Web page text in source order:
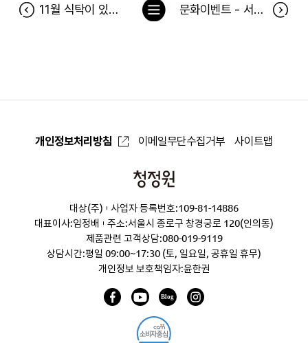
11월 식탁이 있는 풍경 당첨자 문화이벤트 - 서울의 달 당첨자
목
개인정보처리방침 이메일무단수집거부 사이트맵
청
원
대상(주)
사업자 등록번호:109-81-14886
대표이사:임정배
주소:서울시 종로구 창경궁로 120(인의동)
제품관련 고객상담:080-019-9119
상담시간:평일 09:00~17:30 (토, 일요일, 공휴일 휴무)
개인정보 보호책임자:윤한권